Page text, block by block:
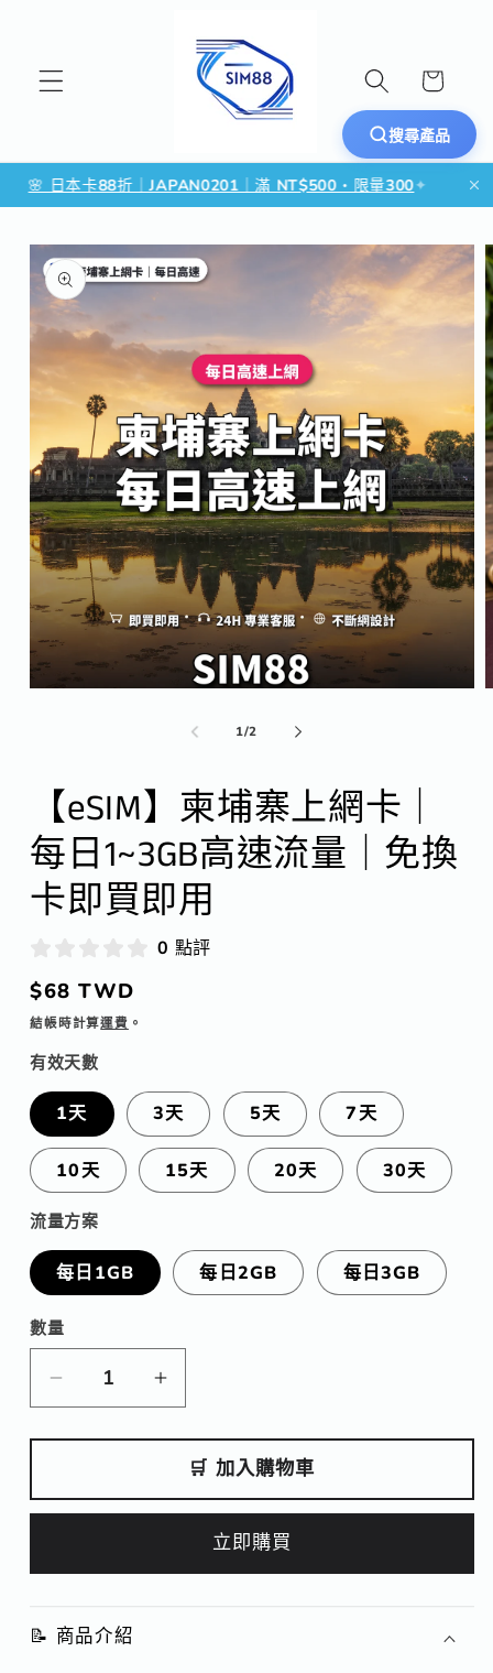
物
車
本卡88折｜JAPAN0201｜滿 NT$500・限量300✦ 🌏 東
搜尋產品
略過產品資訊
啟
多
1//2
【eSIM】柬埔寨上網卡｜
每日1~3GB高速流量｜免換
卡即買即用
0 點評
定
價
$68 TWD
結帳時計算運費 。
有效天數
1天 3天 5天 7天
10天 15天 20天 30天
流量方案
每日1GB 每日2GB 每日3GB
數
數量
寨
｜
寨
🛒 加入購物車
立即購買
📝 商品介紹